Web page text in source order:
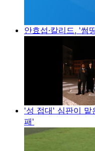
안효섭·칼리드, '썸
'성 접대' 심판이 맡
패'